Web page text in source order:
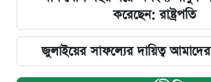
করেছেন: রাষ্ট্রপতি
জুলাইয়ের সাফল্যের দায়িত্ব আমাদের: